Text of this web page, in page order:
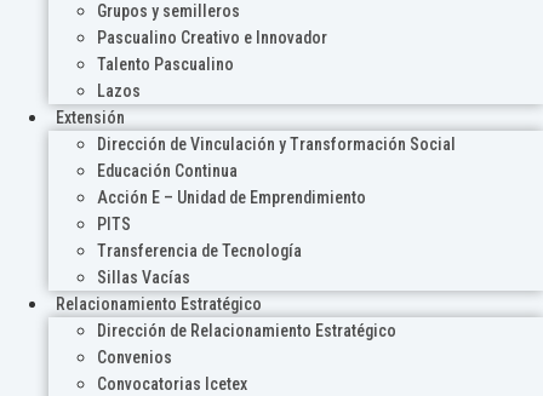
Grupos y semilleros
Pascualino Creativo e Innovador
Talento Pascualino
Lazos
Extensión
Dirección de Vinculación y Transformación Social
Educación Continua
Acción E – Unidad de Emprendimiento
PITS
Transferencia de Tecnología
Sillas Vacías
Relacionamiento Estratégico
Dirección de Relacionamiento Estratégico
Convenios
Convocatorias Icetex